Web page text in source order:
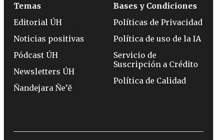
Temas
Editorial ÚH
Noticias positivas
Pódcast ÚH
Newsletters ÚH
Ñandejara Ñe’ẽ
Bases y Condiciones
Políticas de Privacidad
Política de uso de la IA
Servicio de
Suscripción a Crédito
Política de Calidad